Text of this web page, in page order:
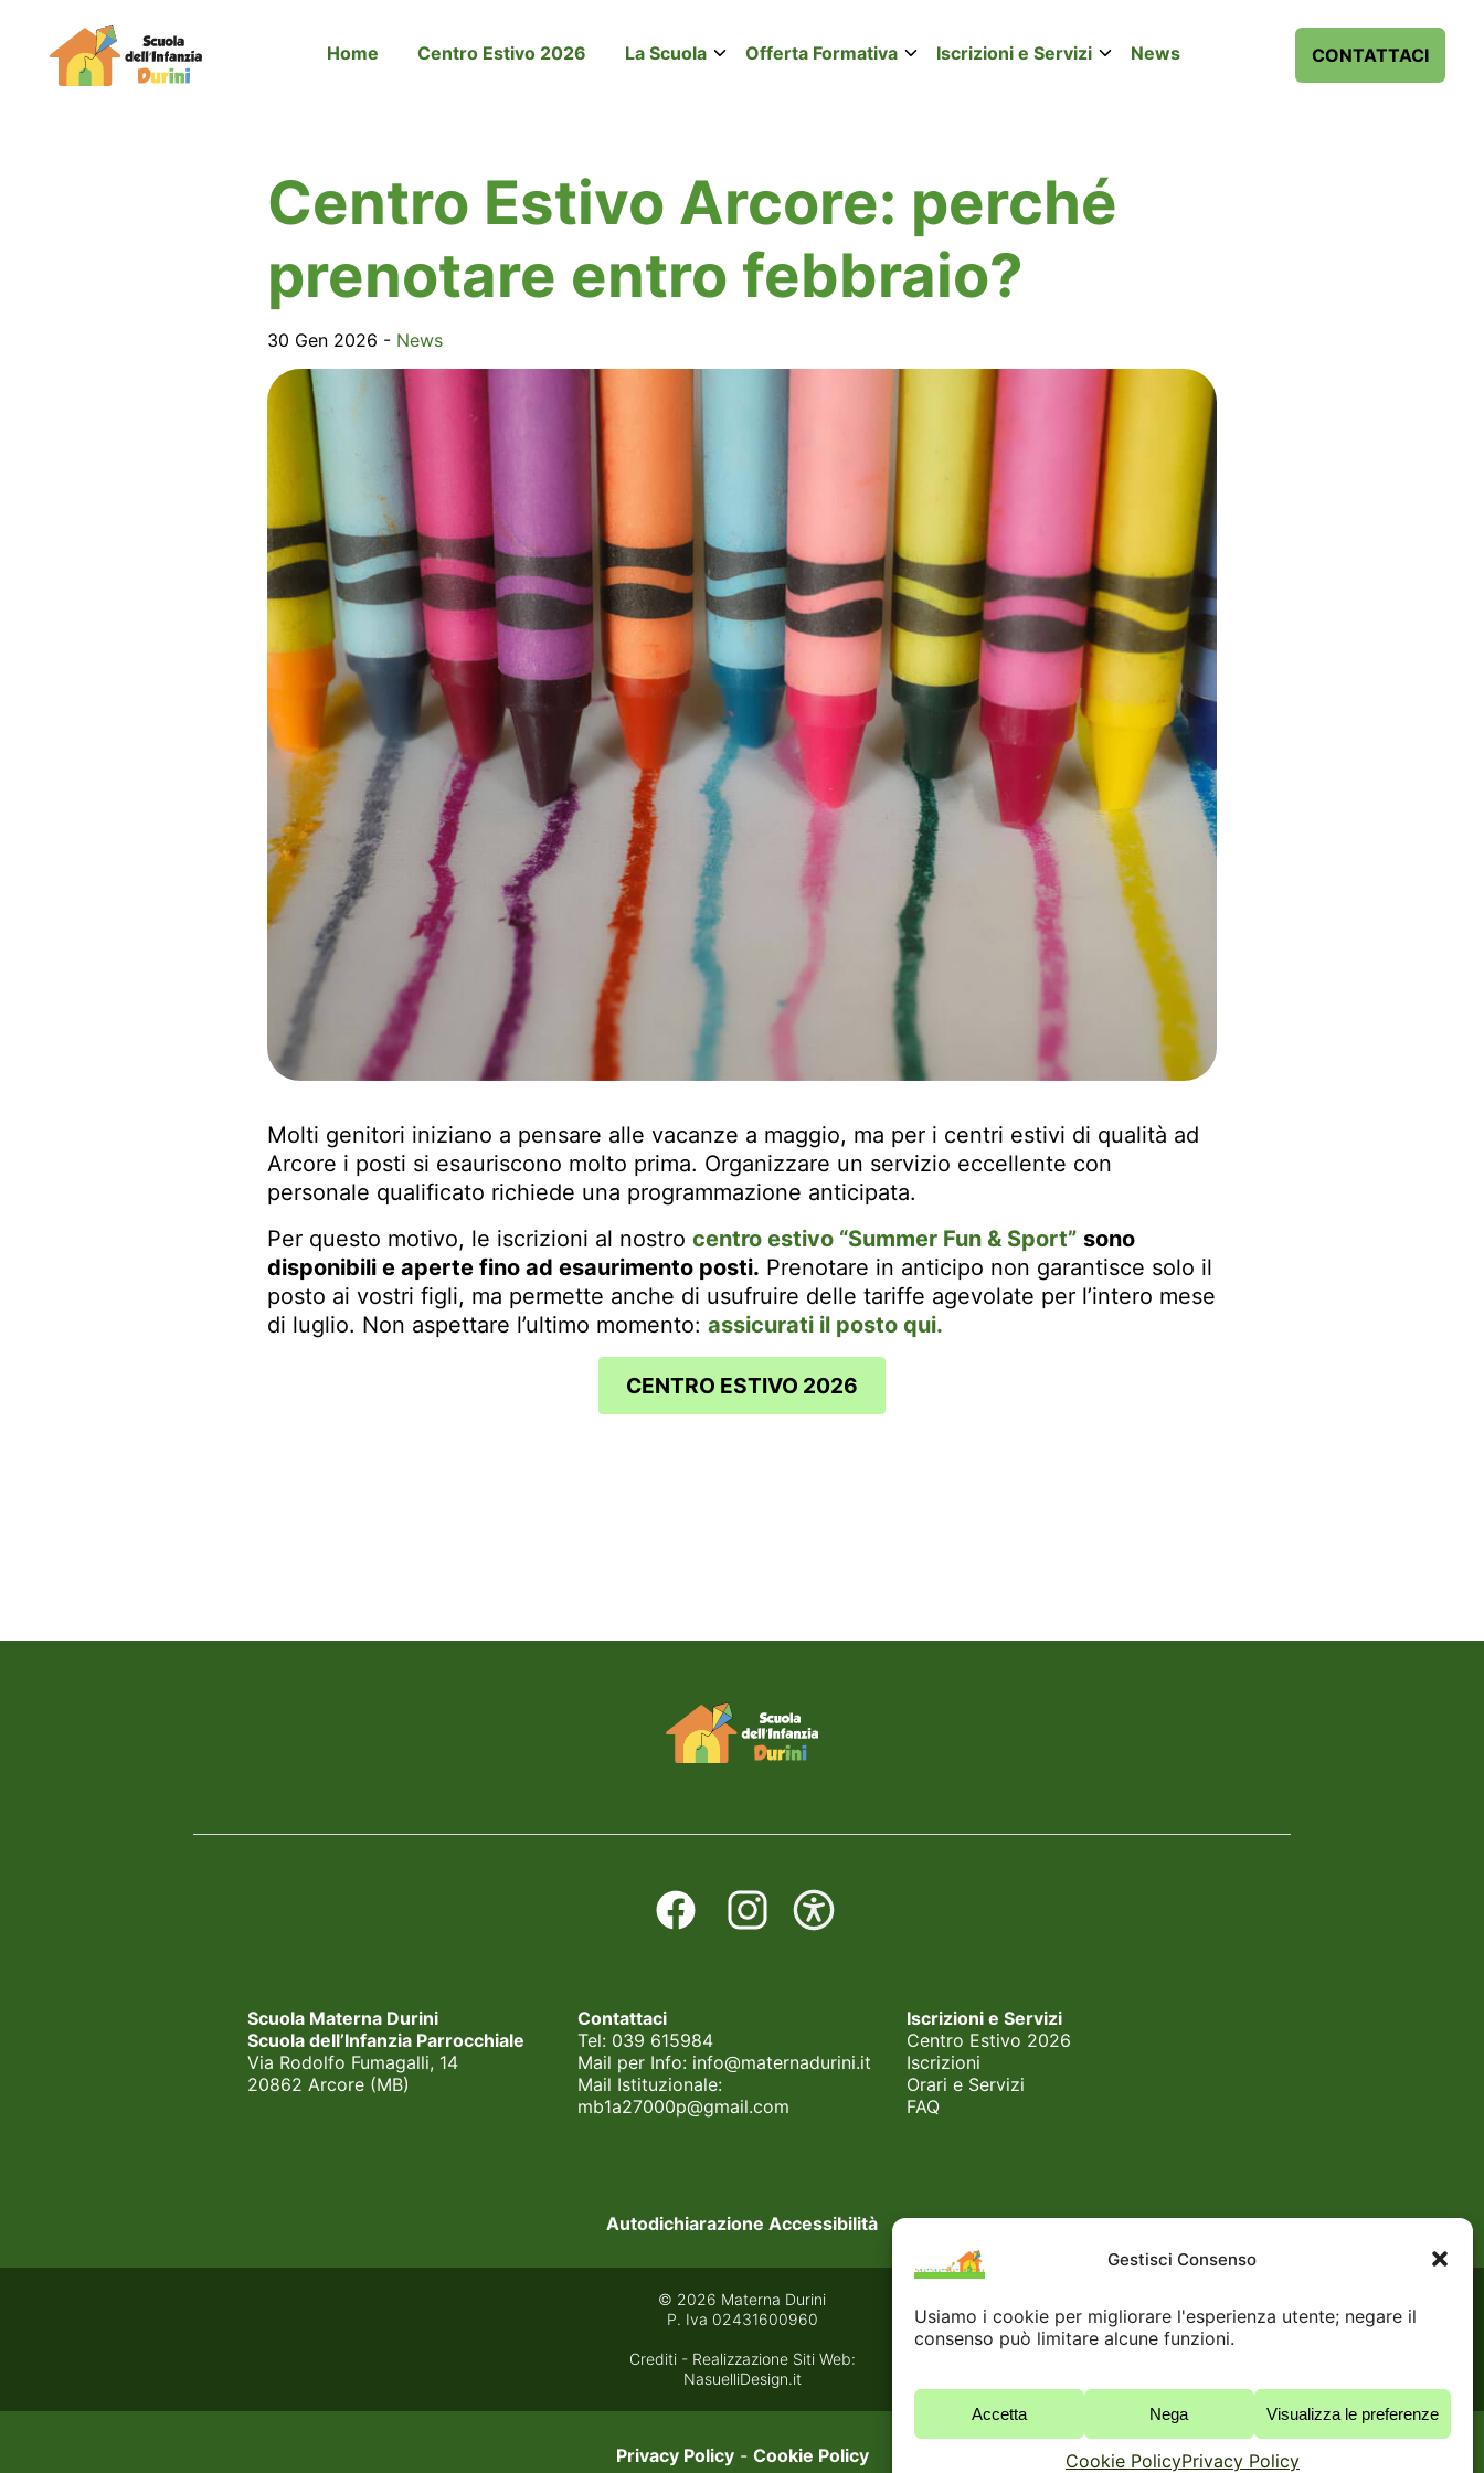
Gestisci Consenso
Usiamo i cookie per migliorare l'esperienza utente; negare il
consenso può limitare alcune funzioni.
Accetta Nega Visualizza le preferenze
Cookie PolicyPrivacy Policy
Home
Centro Estivo 2026 La Scuola Offerta Formativa Iscrizioni e Servizi News CONTATTACI
Centro Estivo Arcore: perché
prenotare entro febbraio?
30 Gen 2026 - News
Molti genitori iniziano a pensare alle vacanze a maggio, ma per i centri estivi di qualità ad
Arcore i posti si esauriscono molto prima. Organizzare un servizio eccellente con
personale qualificato richiede una programmazione anticipata.
Per questo motivo, le iscrizioni al nostro centro estivo “Summer Fun & Sport” sono
disponibili e aperte fino ad esaurimento posti. Prenotare in anticipo non garantisce solo il
posto ai vostri figli, ma permette anche di usufruire delle tariffe agevolate per l’intero mese
di luglio. Non aspettare l’ultimo momento: assicurati il posto qui.
CENTRO ESTIVO 2026
Scuola Materna Durini
Scuola dell’Infanzia Parrocchiale
Via Rodolfo Fumagalli, 14
20862 Arcore (MB)
Contattaci
Tel: 039 615984
Mail per Info: info@maternadurini.it
Mail Istituzionale:
mb1a27000p@gmail.com
Iscrizioni e Servizi
Centro Estivo 2026
Iscrizioni
Orari e Servizi
FAQ
Autodichiarazione Accessibilità
© 2026 Materna Durini
P. Iva 02431600960
Crediti - Realizzazione Siti Web:
NasuelliDesign.it
Privacy Policy- Cookie Policy